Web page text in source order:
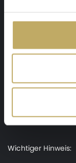
Wichtiger Hinweis: